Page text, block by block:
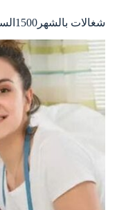
شغالات بالشهر1500السامر، جدة0571400979